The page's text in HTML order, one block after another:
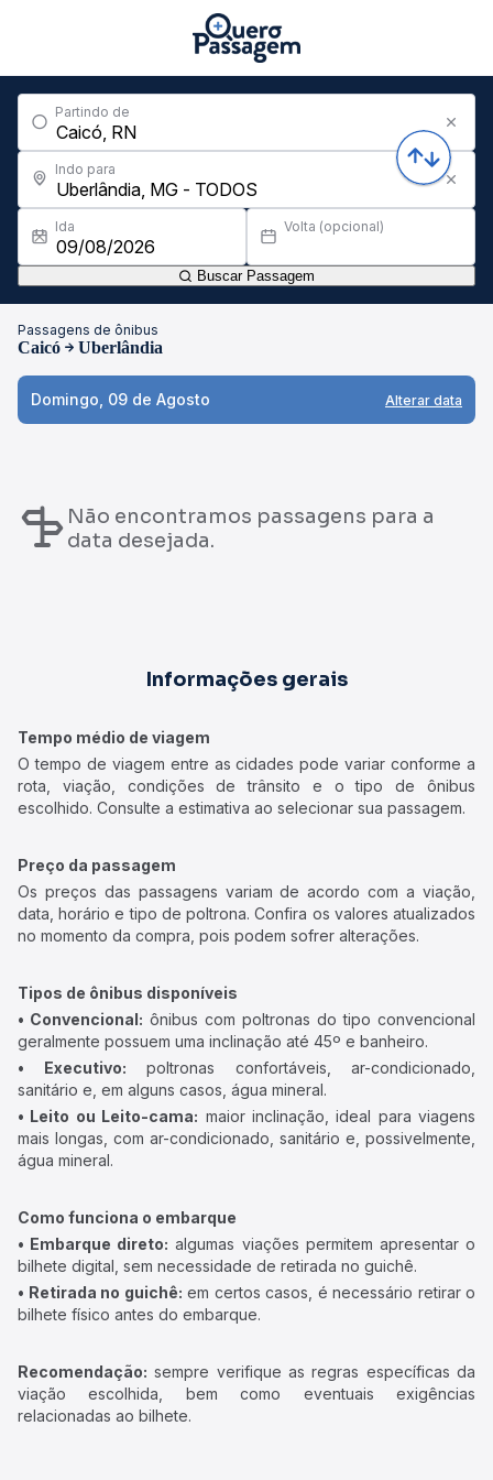
Partindo de
Indo para
Ida Volta (opcional)
Buscar Passagem
Passagens de ônibus
Caicó Uberlândia
Domingo, 09 de Agosto Alterar data
Não encontramos passagens para a
data desejada.
Informações gerais
Tempo médio de viagem
O tempo de viagem entre as cidades pode variar conforme a
rota, viação, condições de trânsito e o tipo de ônibus
escolhido. Consulte a estimativa ao selecionar sua passagem.
Preço da passagem
Os preços das passagens variam de acordo com a viação,
data, horário e tipo de poltrona. Confira os valores atualizados
no momento da compra, pois podem sofrer alterações.
Tipos de ônibus disponíveis
• Convencional: ônibus com poltronas do tipo convencional
geralmente possuem uma inclinação até 45º e banheiro.
• Executivo: poltronas confortáveis, ar-condicionado,
sanitário e, em alguns casos, água mineral.
• Leito ou Leito-cama: maior inclinação, ideal para viagens
mais longas, com ar-condicionado, sanitário e, possivelmente,
água mineral.
Como funciona o embarque
• Embarque direto: algumas viações permitem apresentar o
bilhete digital, sem necessidade de retirada no guichê.
• Retirada no guichê: em certos casos, é necessário retirar o
bilhete físico antes do embarque.
Recomendação: sempre verifique as regras específicas da
viação escolhida, bem como eventuais exigências
relacionadas ao bilhete.